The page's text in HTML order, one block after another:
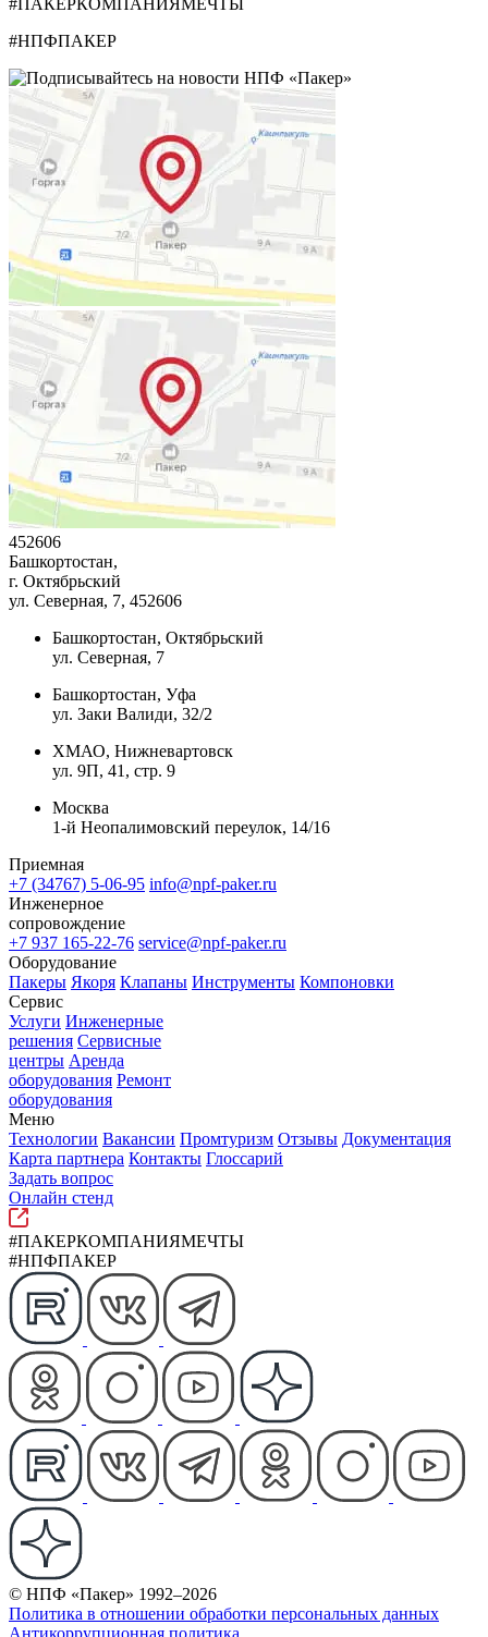
#ПАКЕРКОМПАНИЯМЕЧТЫ
#НПФПАКЕР
452606
Башкортостан,
г. Октябрьский
ул. Северная, 7, 452606
Башкортостан, Октябрьский
ул. Северная, 7
Башкортостан, Уфа
ул. Заки Валиди, 32/2
ХМАО, Нижневартовск
ул. 9П, 41, стр. 9
Москва
1-й Неопалимовский переулок, 14/16
Приемная
+7 (34767) 5-06-95 info@npf-paker.ru
Инженерное
сопровождение
+7 937 165-22-76 service@npf-paker.ru
Оборудование
Пакеры Якоря Клапаны Инструменты Компоновки
Сервис
Услуги Инженерные
решения Сервисные
центры Аренда
оборудования Ремонт
оборудования
Меню
Технологии Вакансии Промтуризм Отзывы Документация
Карта партнера Контакты Глоссарий
Задать вопрос
Онлайн стенд
#ПАКЕРКОМПАНИЯМЕЧТЫ
#НПФПАКЕР
© НПФ «Пакер» 1992–2026
Политика в отношении обработки персональных данных